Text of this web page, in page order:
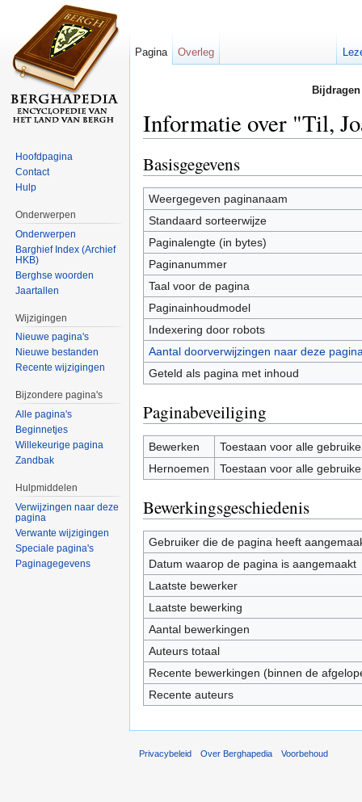
Informatie over "Til,
Basisgegevens
Weergegeven paginanaam
Standaard sorteerwijze
Paginalengte (in bytes)
Paginanummer
Taal voor de pagina
Paginainhoudmodel
Indexering door robots
Aantal doorverwijzingen naar deze
Geteld als pagina met inhoud
Paginabeveiliging
Bewerken
Toestaan voor alle
Hernoemen
Toestaan voor alle
Bewerkingsgeschiedenis
Gebruiker die de pagina heeft
Datum waarop de pagina is aangemaakt
Laatste bewerker
Laatste bewerking
Aantal bewerkingen
Auteurs totaal
Recente bewerkingen (binnen de
Recente auteurs
Pagina Overleg
Hoofdpagina
Contact
Hulp
Onderwerpen
Onderwerpen
Barghief Index (Archief
HKB)
Berghse woorden
Jaartallen
Wijzigingen
Nieuwe pagina's
Nieuwe bestanden
Recente wijzigingen
Bijzondere pagina's
Alle pagina's
Beginnetjes
Willekeurige pagina
Zandbak
Hulpmiddelen
Verwijzingen naar deze
pagina
Verwante wijzigingen
Speciale pagina's
Paginagegevens
Privacybeleid Over Berghapedia Voorbehoud